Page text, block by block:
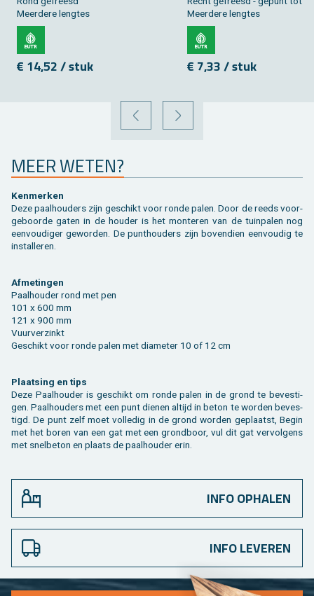
Meer­de­re leng­tes
€ 14,52 / stuk
Meer­de­re leng­tes
€ 7,33 / stuk
VORIGE VOLGENDE
MEER WETEN?
Ken­mer­ken
Deze paal­hou­ders zijn ge­schikt voor ronde palen. Door de reeds voor­
ge­boor­de gaten in de hou­der is het mon­te­ren van de tuin­pa­len nog
een­vou­di­ger ge­wor­den. De punt­hou­ders zijn bo­ven­dien een­vou­dig te
in­stal­le­ren.
Af­me­tin­gen
Paal­hou­der rond met pen
101 x 600 mm
121 x 900 mm
Vuur­ver­zinkt
Ge­schikt voor ronde palen met dia­me­ter 10 of 12 cm
Plaat­sing en tips
Deze Paal­hou­der is ge­schikt om ronde palen in de grond te be­ves­ti­
gen. Paal­hou­ders met een punt die­nen al­tijd in beton te wor­den be­ves­
tigd. De punt zelf moet vol­le­dig in de grond wor­den ge­plaatst, Begin
met het boren van een gat met een grond­boor, vul dit gat ver­vol­gens
met snel­be­ton en plaats de paal­hou­der erin.
INFO OPHALEN
INFO LEVEREN